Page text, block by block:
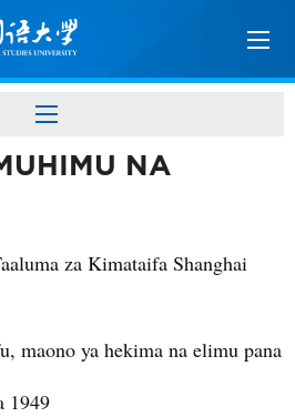
NA
za Kimataifa Shanghai
maono ya hekima na elimu pana
1949